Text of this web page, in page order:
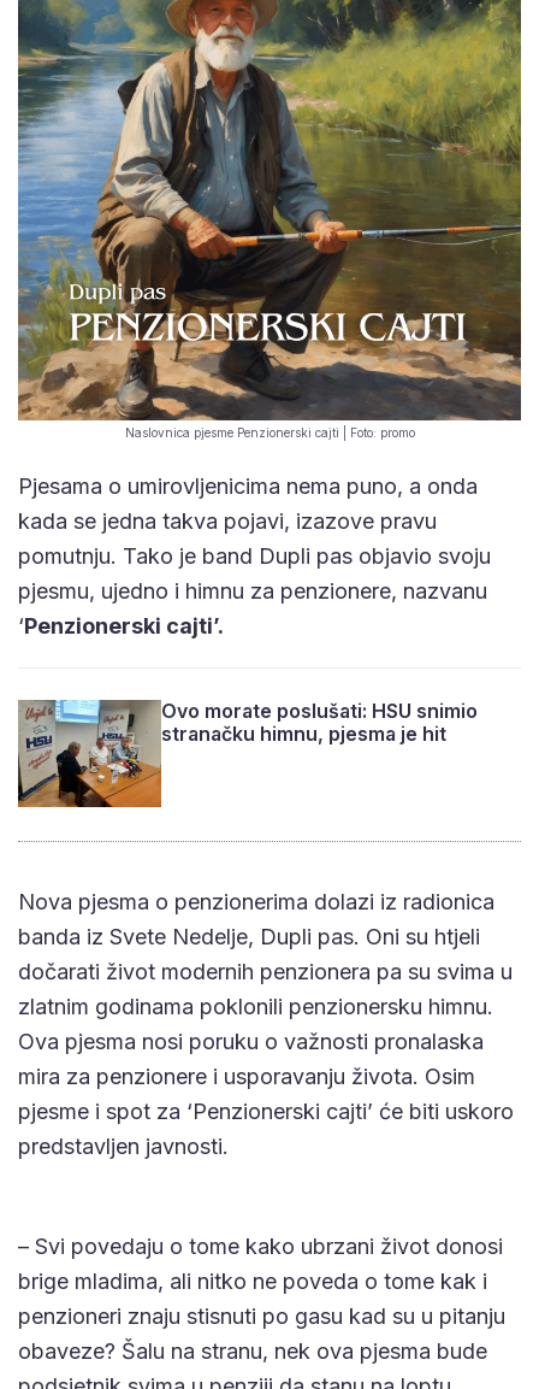
Naslovnica pjesme Penzionerski cajti | Foto: promo
Pjesama o umirovljenicima nema puno, a onda
kada se jedna takva pojavi, izazove pravu
pomutnju. Tako je band Dupli pas objavio svoju
pjesmu, ujedno i himnu za penzionere, nazvanu
‘Penzionerski cajti’.
Ovo morate poslušati: HSU snimio
stranačku himnu, pjesma je hit
Nova pjesma o penzionerima dolazi iz radionica
banda iz Svete Nedelje, Dupli pas. Oni su htjeli
dočarati život modernih penzionera pa su svima u
zlatnim godinama poklonili penzionersku himnu.
Ova pjesma nosi poruku o važnosti pronalaska
mira za penzionere i usporavanju života. Osim
pjesme i spot za ‘Penzionerski cajti’ će biti uskoro
predstavljen javnosti.
– Svi povedaju o tome kako ubrzani život donosi
brige mladima, ali nitko ne poveda o tome kak i
penzioneri znaju stisnuti po gasu kad su u pitanju
obaveze? Šalu na stranu, nek ova pjesma bude